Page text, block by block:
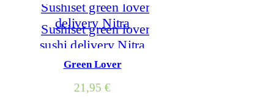
Green Lover
21,95 €